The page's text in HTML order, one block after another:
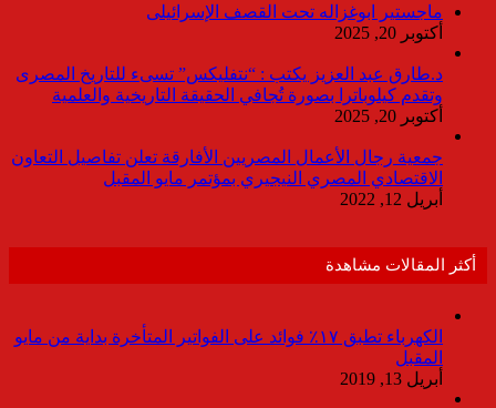
ماجستير ابوغزاله تحت القصف الإسرائيلى
أكتوبر 20, 2025
د.طارق عبد العزيز يكتب : “نتفليكس” تسىء للتاريخ المصرى
وتقدم كيلوباترا بصورة تُجافي الحقيقة التاريخية والعلمية
أكتوبر 20, 2025
جمعية رجال الأعمال المصريين الأفارقة تعلن تفاصيل التعاون
الاقتصادي المصري النيجيري بمؤتمر مايو المقبل
أبريل 12, 2022
أكثر المقالات مشاهدة
الكهرباء تطبق ١٧٪ فوائد على الفواتير المتأخرة بداية من مايو
المقبل
أبريل 13, 2019